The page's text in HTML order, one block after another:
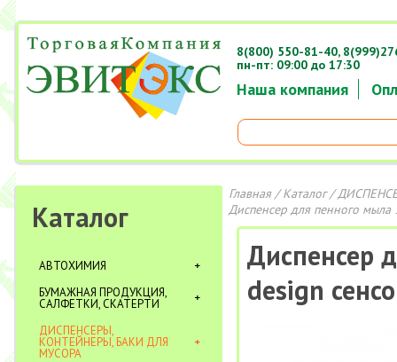
Наша компания
8(800) 550-81-40,
пн-пт: 09:00 до 17:30
Каталог
АВТОХИМИЯ
БУМАЖНАЯ ПРОДУКЦИЯ,
САЛФЕТКИ, СКАТЕРТИ
ДИСПЕНСЕРЫ,
КОНТЕЙНЕРЫ, БАКИ ДЛЯ
МУСОРА
Главная/Каталог/
Диспенсер для пенного
Диспенсер
design